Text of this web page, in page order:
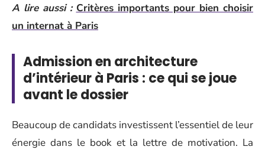
A lire aussi : Critères importants pour bien choisir
un internat à Paris
Admission en architecture
d’intérieur à Paris : ce qui se joue
avant le dossier
Beaucoup de candidats investissent l’essentiel de leur
énergie dans le book et la lettre de motivation. La